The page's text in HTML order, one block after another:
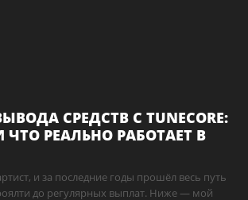
СРЕДСТВ С TUNECORE:
РЕАЛЬНО РАБОТАЕТ В
и за последние годы прошёл весь путь
до регулярных выплат. Ниже — мой